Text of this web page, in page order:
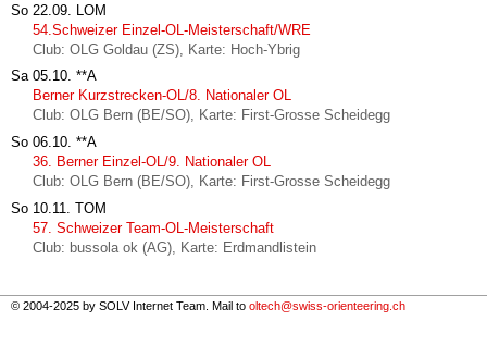
So 22.09. LOM
54.Schweizer Einzel-OL-Meisterschaft/WRE
Club: OLG Goldau (ZS), Karte: Hoch-Ybrig
Sa 05.10. **A
Berner Kurzstrecken-OL/8. Nationaler OL
Club: OLG Bern (BE/SO), Karte: First-Grosse Scheidegg
So 06.10. **A
36. Berner Einzel-OL/9. Nationaler OL
Club: OLG Bern (BE/SO), Karte: First-Grosse Scheidegg
So 10.11.
TOM
57. Schweizer Team-OL-Meisterschaft
Club: bussola ok (AG), Karte: Erdmandlistein
© 2004-2025 by SOLV Internet Team. Mail to oltech@swiss-orienteering.ch